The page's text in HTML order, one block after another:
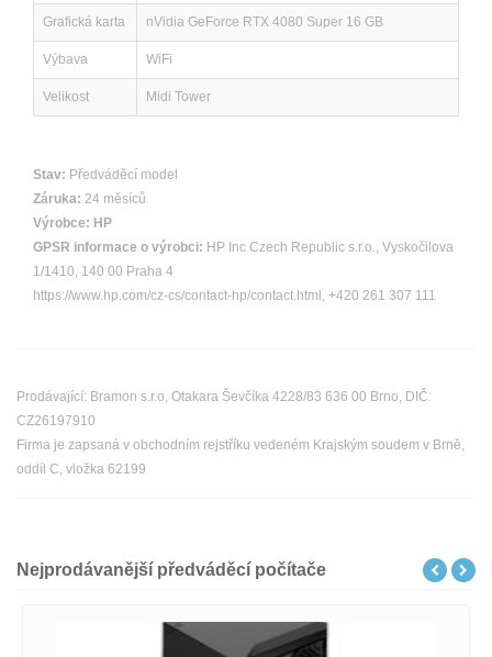
Grafická karta nVidia GeForce RTX 4080 Super 16 GB
Výbava WiFi
Velikost Midi Tower
Stav: Předváděcí model
Záruka: 24 měsíců
Výrobce: HP
GPSR informace o výrobci: HP Inc Czech Republic s.r.o., Vyskočilova
1/1410, 140 00 Praha 4
https://www.hp.com/cz-cs/contact-hp/contact.html, +420 261 307 111
Prodávající: Bramon s.r.o, Otakara Ševčíka 4228/83 636 00 Brno, DIČ:
CZ26197910
Firma je zapsaná v obchodním rejstříku vedeném Krajským soudem v Brně,
oddíl C, vložka 62199
Nejprodávanější předváděcí počítače